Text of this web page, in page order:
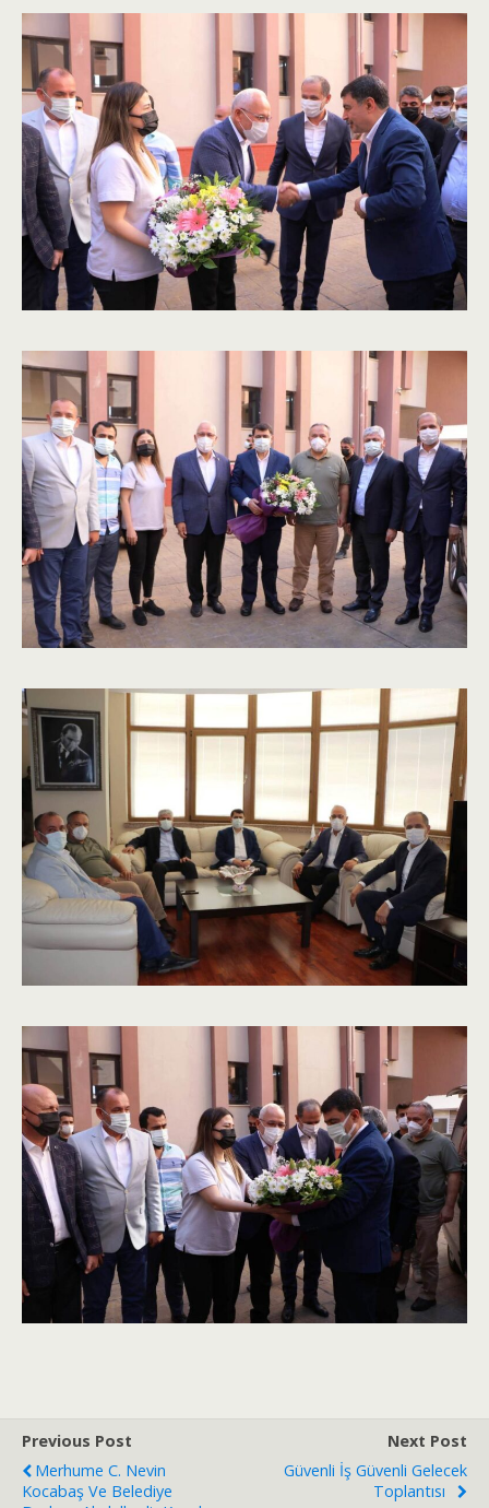
Previous Post
Merhume C. Nevin
Kocabaş Ve Belediye
Next Post
Güvenli İş Güvenli Gelecek
Toplantısı